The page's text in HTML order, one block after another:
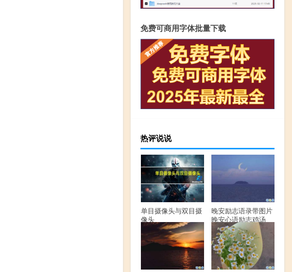
免费可商用字体批量下载
热评说说
单目摄像头与双目摄
像头
晚安励志语录带图片
晚安心语励志鸡汤